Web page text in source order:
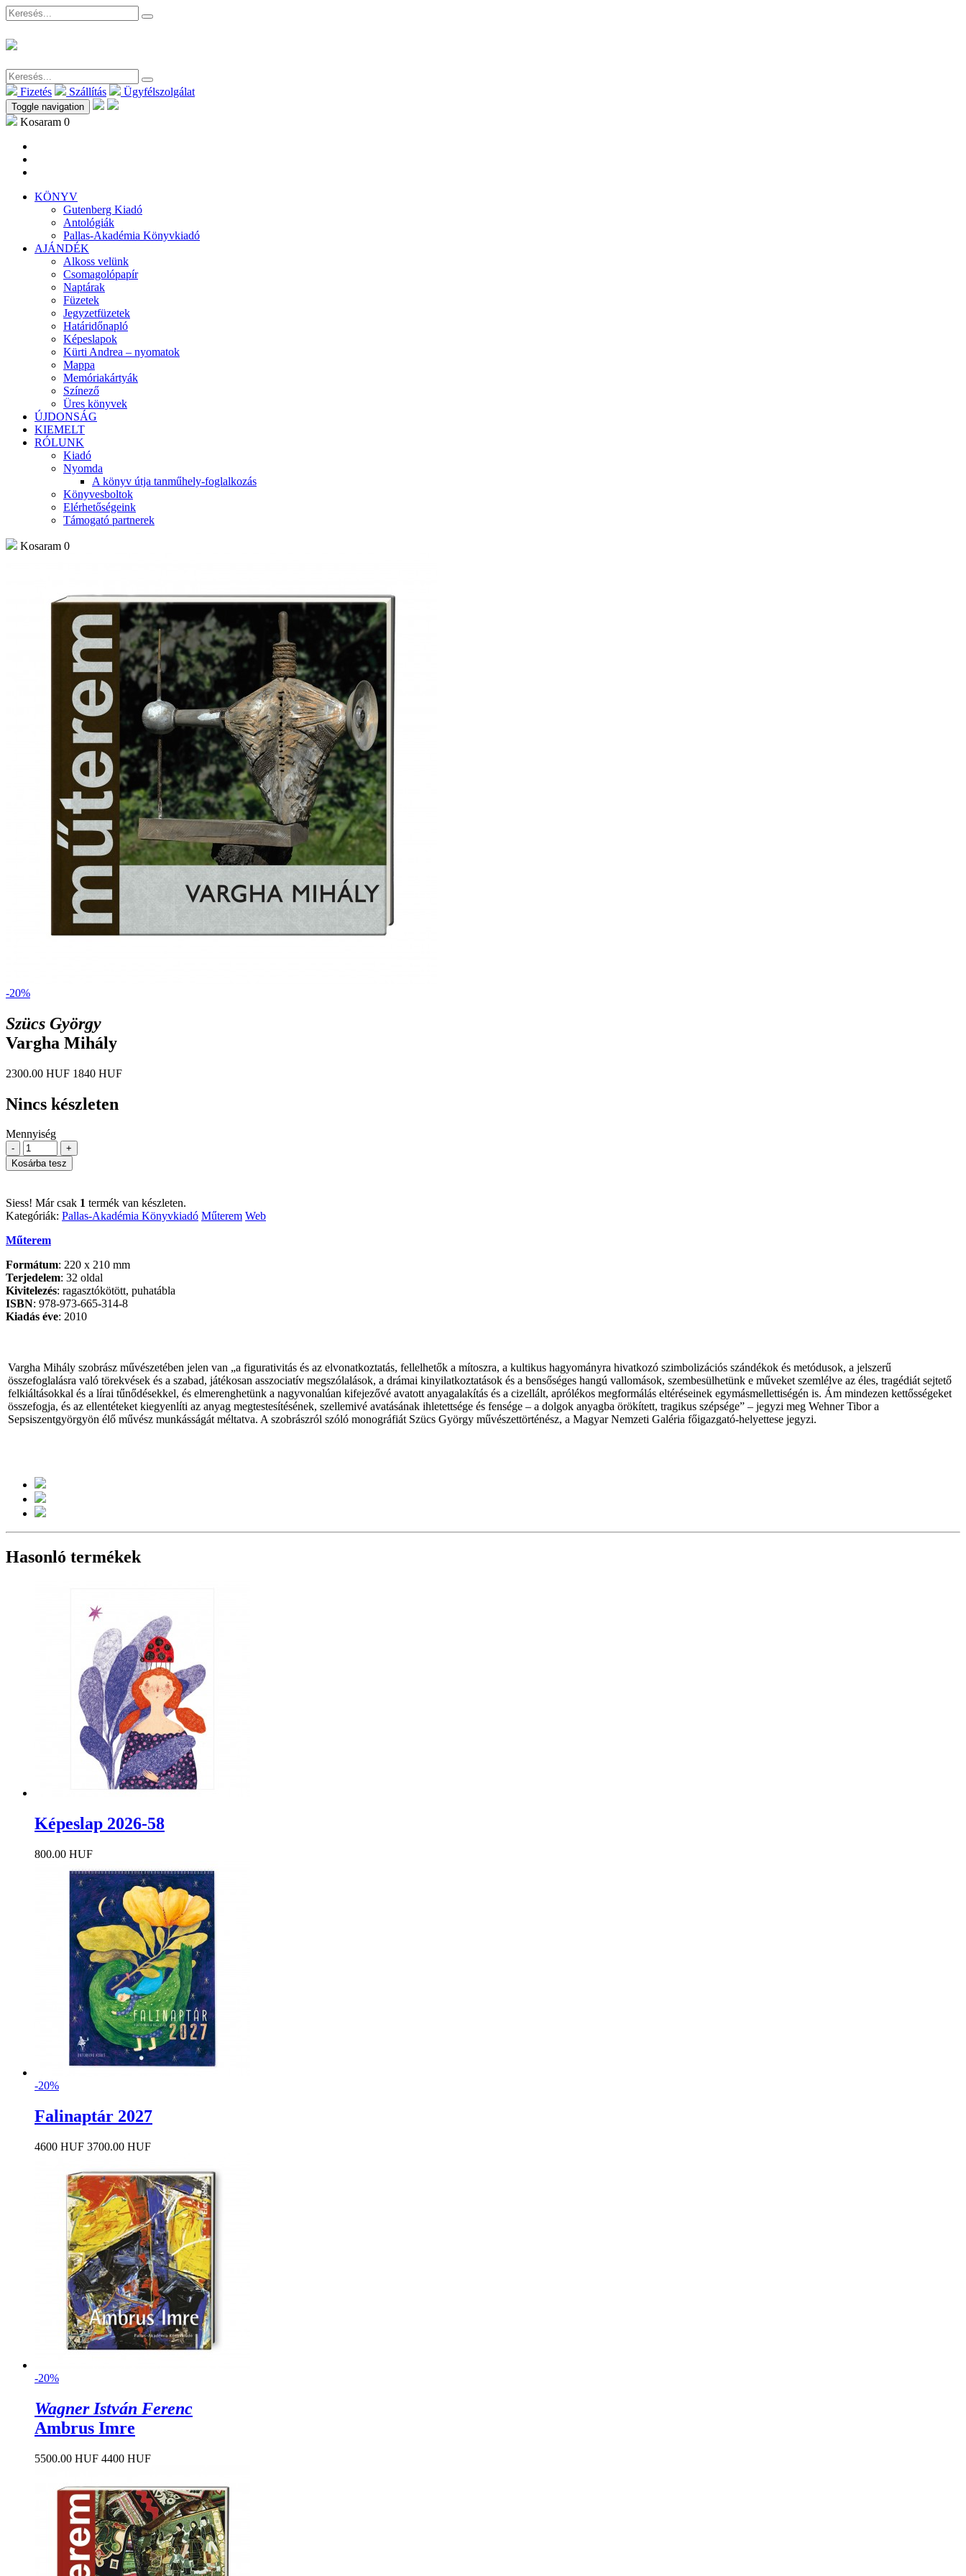
Fizetés Szállítás Ügyfélszolgálat
Toggle navigation
Kosaram 0
KÖNYV
Gutenberg Kiadó
Antológiák
Pallas-Akadémia Könyvkiadó
AJÁNDÉK
Alkoss velünk
Csomagolópapír
Naptárak
Füzetek
Jegyzetfüzetek
Határidőnapló
Képeslapok
Kürti Andrea – nyomatok
Mappa
Memóriakártyák
Színező
Üres könyvek
ÚJDONSÁG
KIEMELT
RÓLUNK
Kiadó
Nyomda
A könyv útja tanműhely-foglalkozás
Könyvesboltok
Elérhetőségeink
Támogató partnerek
Kosaram 0
-20%
Szücs György
Vargha Mihály
2300.00 HUF 1840 HUF
Nincs készleten
Mennyiség
-
+
Kosárba tesz
Siess! Már csak 1 termék van készleten.
Kategóriák: Pallas-Akadémia Könyvkiadó Műterem Web
Műterem
Formátum: 220 x 210 mm
Terjedelem: 32 oldal
Kivitelezés: ragasztókötött, puhatábla
ISBN: 978-973-665-314-8
Kiadás éve: 2010
Vargha Mihály szobrász művészetében jelen van „a figurativitás és az elvonatkoztatás, fellelhetők a mítoszra, a kultikus hagyományra hivatkozó szimbolizációs szándékok és metódusok, a jelszerű
összefoglalásra való törekvések és a szabad, játékosan asszociatív megszólalások, a drámai kinyilatkoztatások és a bensőséges hangú vallomások, szembesülhetünk e műveket szemlélve az éles, tragédiát sejtető
felkiáltásokkal és a lírai tűnődésekkel, és elmerenghetünk a nagyvonalúan kifejezővé avatott anyagalakítás és a cizellált, aprólékos megformálás eltéréseinek egymásmellettiségén is. Ám mindezen kettősségeket
összefogja, és az ellentéteket kiegyenlíti az anyag megtestesítésének, szellemivé avatásának ihletettsége és fensége – a dolgok anyagba örökített, tragikus szépsége” – jegyzi meg Wehner Tibor a
Sepsiszentgyörgyön élő művész munkásságát méltatva. A szobrászról szóló monográfiát Szücs György művészettörténész, a Magyar Nemzeti Galéria főigazgató-helyettese jegyzi.
Hasonló termékek
Képeslap 2026-58
800.00 HUF
-20%
Falinaptár 2027
4600 HUF 3700.00 HUF
-20%
Wagner István Ferenc
Ambrus Imre
5500.00 HUF 4400 HUF